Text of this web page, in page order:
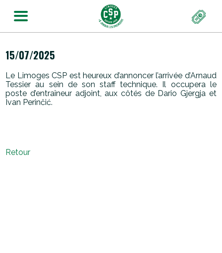
15/07/2025
Le Limoges CSP est heureux d’annoncer l’arrivée d’Arnaud
Tessier au sein de son staff technique. Il occupera le
poste d’entraîneur adjoint, aux côtés de Dario Gjergja et
Ivan Perinčić.
Retour